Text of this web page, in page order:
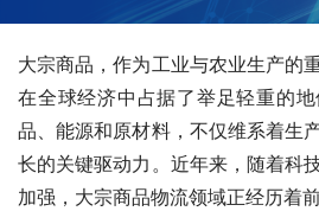
大宗商品，作为工业与农业生产的
在全球经济中占据了举足轻重的
品、能源和原材料，不仅维系着生
长的关键驱动力。近年来，随着科
加强，大宗商品物流领域正经历着